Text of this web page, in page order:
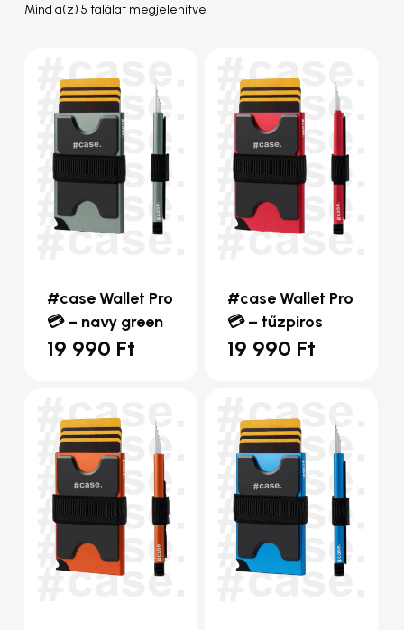
Mind a(z) 5 találat megjelenítveSorted
#case Wallet Pro
💳 – navy green
19 990 Ft
#case Wallet Pro
💳 – tűzpiros
19 990 Ft